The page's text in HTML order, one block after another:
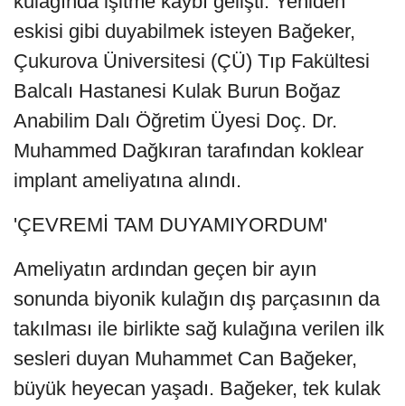
eskisi gibi duyabilmek isteyen Bağeker,
Çukurova Üniversitesi (ÇÜ) Tıp Fakültesi
Balcalı Hastanesi Kulak Burun Boğaz
Anabilim Dalı Öğretim Üyesi Doç. Dr.
Muhammed Dağkıran tarafından koklear
implant ameliyatına alındı.
'ÇEVREMİ TAM DUYAMIYORDUM'
Ameliyatın ardından geçen bir ayın
sonunda biyonik kulağın dış parçasının da
takılması ile birlikte sağ kulağına verilen ilk
sesleri duyan Muhammet Can Bağeker,
büyük heyecan yaşadı. Bağeker, tek kulak